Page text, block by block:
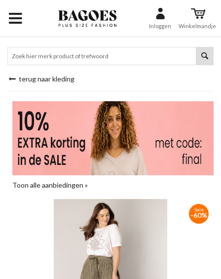
Inloggen Winkelmandje
terug naar kleding
Toon alle aanbiedingen »
Sale
-60%